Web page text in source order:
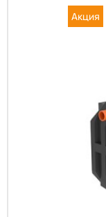
Акция